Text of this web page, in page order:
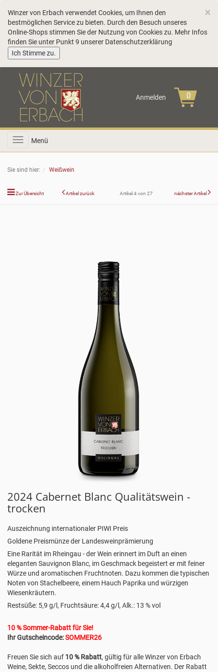
×
Winzer von Erbach verwendet Cookies, um Ihnen den
bestmöglichen Service zu bieten. Durch den Besuch unseres
Online-Shops stimmen Sie der Nutzung von Cookies zu. Mehr Infos
finden Sie unter Punkt 9 unserer Datenschutzerklärung
Ich Stimme zu.
Anmelden
Toggle
navigation
Menü
Sie sind hier: Weißwein
Zur Übersicht Artikel zurück Artikel 4 von 27 nächster Artikel
2024 Cabernet Blanc Qualitätswein -
trocken
Auszeichnung internationaler PIWI Preis
Goldene Preismünze der Landesweinprämierung
Eine Rarität im Rheingau - der Wein erinnert im Duft an einen
eleganten Sauvignon Blanc, im Geschmack begeistert er mit feiner
Würze und aromatischen Fruchtnoten. Dazu kommen die typischen
Noten von Stachelbeere, einem Hauch Paprika und würzigen
Wiesenkräutern.
Restsüße: 5,9 g/l, Fruchtsäure: 4,4 g/l, Alk.: 13 % vol
10 % Sommer-Rabatt für Sie!
Ihr Gutscheincode:SOMMER26
Freuen Sie sich auf 10 % Rabatt, gültig für alle Winzer von Erbach
Weine, Sekte, Seccos und die alkoholfreien Alternativen. Der Rabatt